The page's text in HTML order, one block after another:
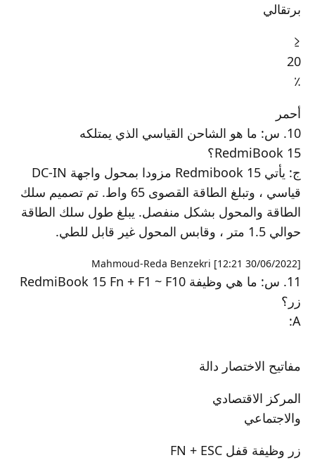
برتقالي
≤
20
٪
أحمر
10. س: ما هو الشاحن القياسي الذي يمتلكه
RedmiBook 15؟
ج: يأتي Redmibook 15 مزودا بمحول واجهة DC-IN
قياسي ، وتبلغ الطاقة القصوى 65 واط. تم تصميم سلك
الطاقة والمحول بشكل منفصل. يبلغ طول سلك الطاقة
حوالي 1.5 متر ، وقابس المحول غير قابل للطي.
[30/06/2022 12:21] Mahmoud-Reda Benzekri
11. س: ما هي وظيفة RedmiBook 15 Fn + F1 ~ F10
زر؟
A:
مفاتيح الاختصار دالة
المركز الاقتصادي
والاجتماعي
زر وظيفة قفل FN + ESC